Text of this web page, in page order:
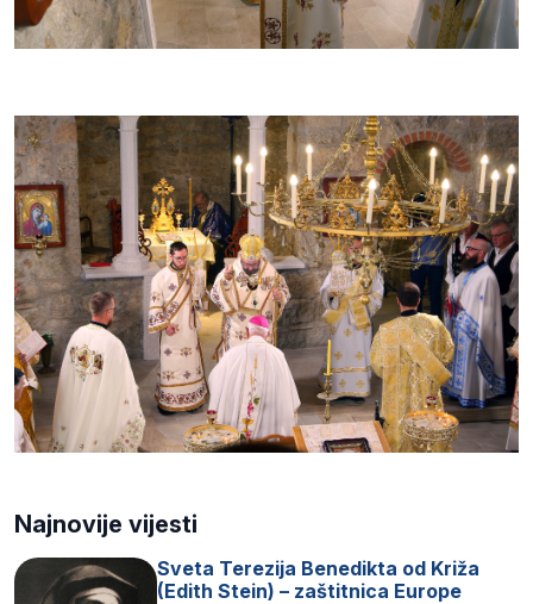
Najnovije vijesti
Sveta Terezija Benedikta od Križa
(Edith Stein) – zaštitnica Europe